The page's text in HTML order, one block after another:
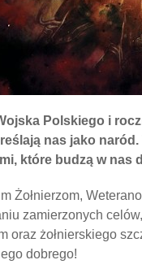
Polskiego i
nas jako
które budzą w nas
Żołnierzom,
zamierzonych
oraz żołnierskiego
dobrego!